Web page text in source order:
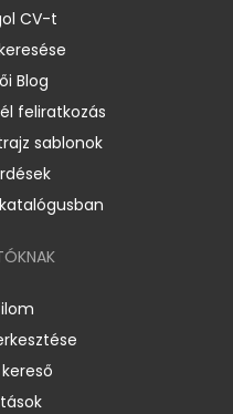
CV-t
Blog
feliratkozás
sablonok